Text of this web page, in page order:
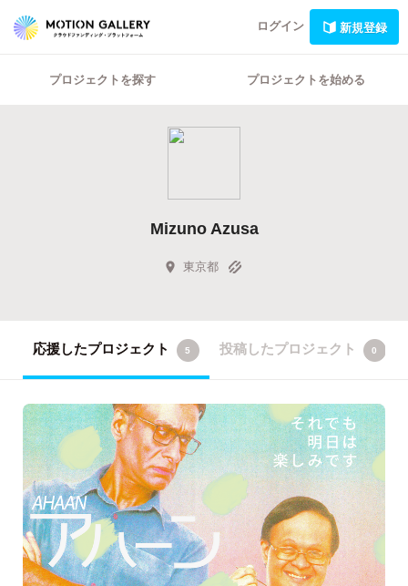
ログイン 新規登録
プロジェクトを探す プロジェクトを始める
Mizuno Azusa
東京都
応援したプロジェクト 5 投稿したプロジェクト 0